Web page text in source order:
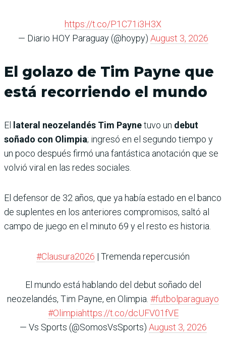
https://t.co/P1C71i3H3X
— Diario HOY Paraguay (@hoypy) August 3, 2026
El golazo de Tim Payne que
está recorriendo el mundo
El lateral neozelandés Tim Paynetuvo un debut
soñado con Olimpia; ingresó en el segundo tiempo y
un poco después firmó una fantástica anotación que se
volvió viral en las redes sociales.
El defensor de 32 años, que ya había estado en el banco
de suplentes en los anteriores compromisos, saltó al
campo de juego en el minuto 69 y el resto es historia.
#Clausura2026 | Tremenda repercusión
El mundo está hablando del debut soñado del
neozelandés, Tim Payne, en Olimpia. #futbolparaguayo
#Olimpiahttps://t.co/dcUFV01fVE
— Vs Sports (@SomosVsSports) August 3, 2026